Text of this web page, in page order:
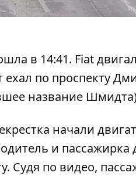
в 14:41. Fiat
по проспекту
название
начали
и пассажирка
Судя по видео,